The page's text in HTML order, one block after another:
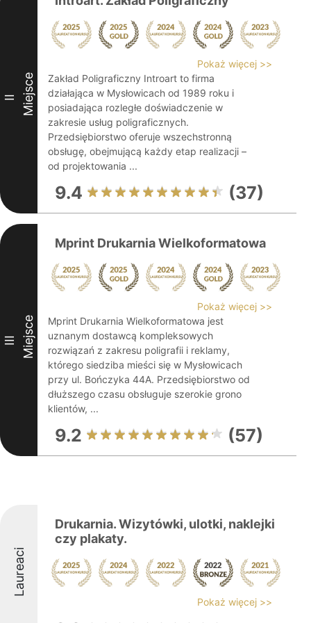
II Miejsce
Pokaż więcej >>
Zakład Poligraficzny Introart to firma
działająca w Mysłowicach od 1989 roku i
posiadająca rozległe doświadczenie w
zakresie usług poligraficznych.
Przedsiębiorstwo oferuje wszechstronną
obsługę, obejmującą każdy etap realizacji –
od projektowania ...
9.4 (37)
III Miejsce
Mprint Drukarnia Wielkoformatowa
Pokaż więcej >>
Mprint Drukarnia Wielkoformatowa jest
uznanym dostawcą kompleksowych
rozwiązań z zakresu poligrafii i reklamy,
którego siedziba mieści się w Mysłowicach
przy ul. Bończyka 44A. Przedsiębiorstwo od
dłuższego czasu obsługuje szerokie grono
klientów, ...
9.2 (57)
Laureaci
Drukarnia. Wizytówki, ulotki, naklejki
czy plakaty.
Pokaż więcej >>